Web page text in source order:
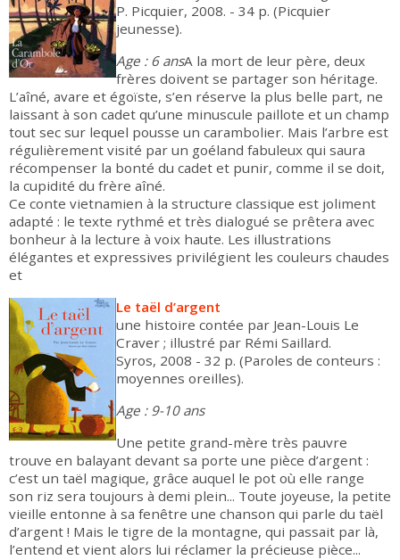
P. Picquier, 2008. - 34 p. (Picquier
jeunesse).
Age : 6 ansA la mort de leur père, deux
frères doivent se partager son héritage.
L’aîné, avare et égoïste, s’en réserve la plus belle part, ne
laissant à son cadet qu’une minuscule paillote et un champ
tout sec sur lequel pousse un carambolier. Mais l’arbre est
régulièrement visité par un goéland fabuleux qui saura
récompenser la bonté du cadet et punir, comme il se doit,
la cupidité du frère aîné.
Ce conte vietnamien à la structure classique est joliment
adapté : le texte rythmé et très dialogué se prêtera avec
bonheur à la lecture à voix haute. Les illustrations
élégantes et expressives privilégient les couleurs chaudes
et
Le taël d’argent
une histoire contée par Jean-Louis Le
Craver ; illustré par Rémi Saillard.
Syros, 2008 - 32 p. (Paroles de conteurs :
moyennes oreilles).
Age : 9-10 ans
Une petite grand-mère très pauvre
trouve en balayant devant sa porte une pièce d’argent :
c’est un taël magique, grâce auquel le pot où elle range
son riz sera toujours à demi plein... Toute joyeuse, la petite
vieille entonne à sa fenêtre une chanson qui parle du taël
d’argent ! Mais le tigre de la montagne, qui passait par là,
l’entend et vient alors lui réclamer la précieuse pièce...